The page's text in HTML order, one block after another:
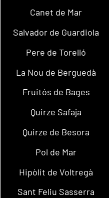
Canet de Mar
Salvador de Guardiola
Pere de Torelló
La Nou de Berguedà
Fruitós de Bages
Quirze Safaja
Quirze de Besora
Pol de Mar
Hipòlit de Voltregà
Sant Feliu Sasserra